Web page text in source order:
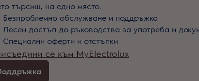
търсиш, на едно място.
Безпроблемно обслужване и поддръжка
Лесен достъп до ръководства за употреба и
Специални оферти и отстъпки
се към MyElectrolux